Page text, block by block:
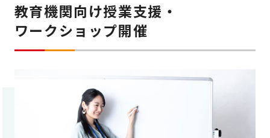
教育機関向け授業支援・
ワークショップ開催